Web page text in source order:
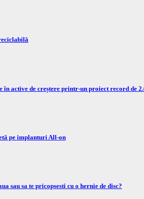
în active de creștere printr-un proiect record de
pe implanturi All-on
sau sa te pricopsesti cu o hernie de disc?